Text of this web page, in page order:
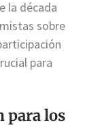
la década
sobre
para
para los